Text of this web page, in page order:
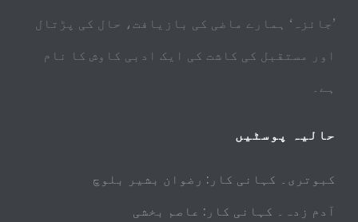
’جائزہ‘ ہمارے ماضی کی بازیافت، حال کی پڑتال
اور مستقبل کی کاشت کی ایک ادبی کاوش کا نام
ہے۔
حالیہ پوسٹیں
کبوتری۔ کہانی کار: رضوان بشیر بلوچ
آدم زدہ۔ کہانی کار: عاصم بخشی